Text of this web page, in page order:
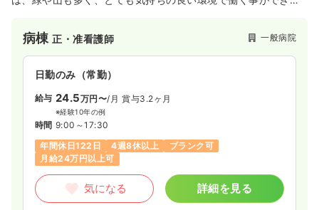
病棟正・准看護師 一般病院
日勤のみ（常勤）
給与 24.5万円〜/月 賞与3.2ヶ月
※経験10年の例
時間 9:00～17:30
年間休日122日
4週8休以上
ブランク可
月給24万円以上可
気になる 詳細を見る